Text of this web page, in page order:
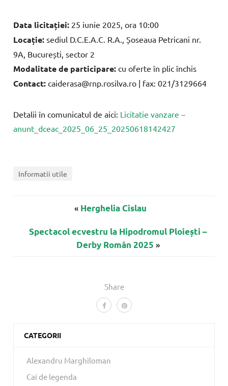
Share
Data licitației: 25 iunie 2025, ora 10:00
Locație: sediul D.C.E.A.C. R.A., Șoseaua Petricani nr.
9A, București, sector 2
Modalitate de participare: cu oferte în plic închis
Contact: caiderasa@rnp.rosilva.ro | fax: 021/3129664
Detalii în comunicatul de aici: Licitatie vanzare –
anunt_dceac_2025_06_25_20250618142427
Informatii utile
« Herghelia Cislau
Spectacol ecvestru la Hipodromul Ploiești –
Derby Român 2025 »
CATEGORII
Alexandru Marghiloman
Cai de legenda